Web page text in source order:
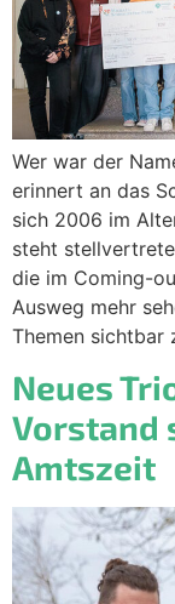
Wer war der
erinnert an das
sich 2006 im
steht
die im Coming-
Ausweg mehr
Themen sichtbar
Neues
Vorstand
Amtszeit